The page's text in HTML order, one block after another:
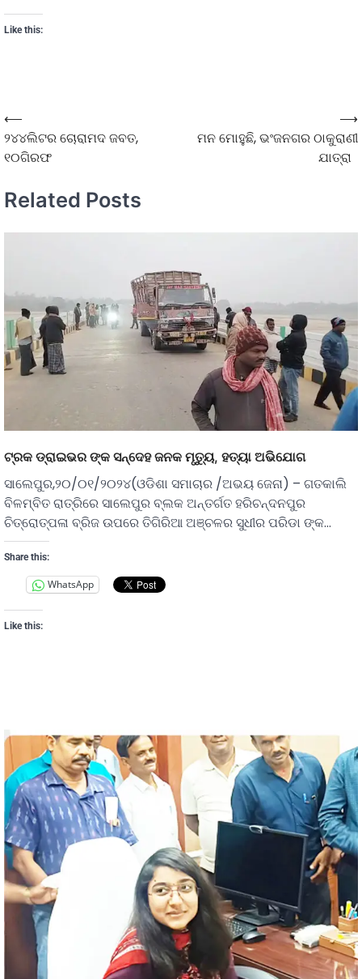
Like this:
⟵
୨୪୪ଲିଟର ଚୋରାମଦ ଜବତ,
୧୦ଗିରଫ
ମନ ମୋହୁଛି, ଭଂଜନଗର ଠାକୁରାଣୀ
ଯାତ୍ରା
⟶
Related Posts
ଟ୍ରକ ଡ୍ରାଇଭର ଙ୍କ ସନ୍ଦେହ ଜନକ ମୃତ୍ୟୁ, ହତ୍ୟା ଅଭିଯୋଗ
ସାଲେପୁର,୨୦/୦୧/୨୦୨୪(ଓଡିଶା ସମାଚାର /ଅଭୟ ଜେନା) – ଗତକାଲି
ବିଳମ୍ବିତ ରାତ୍ରିରେ ସାଲେପୁର ବ୍ଲକ ଅନ୍ତର୍ଗତ ହରିଚନ୍ଦନପୁର
ଚିତ୍ରୋତ୍ପଳା ବ୍ରିଜ ଉପରେ ତିଗିରିଆ ଅଞ୍ଚଳର ସୁଧୀର ପରିଡା ଙ୍କ…
Share this:
WhatsApp
Like this: